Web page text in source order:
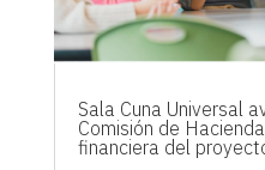
Sala Cuna Universal
Comisión de
financiera del